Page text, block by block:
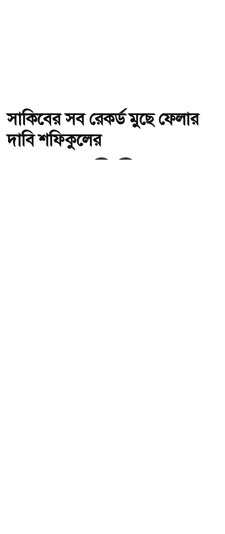
সাকিবের সব রেকর্ড মুছে ফেলার
দাবি শফিকুলের